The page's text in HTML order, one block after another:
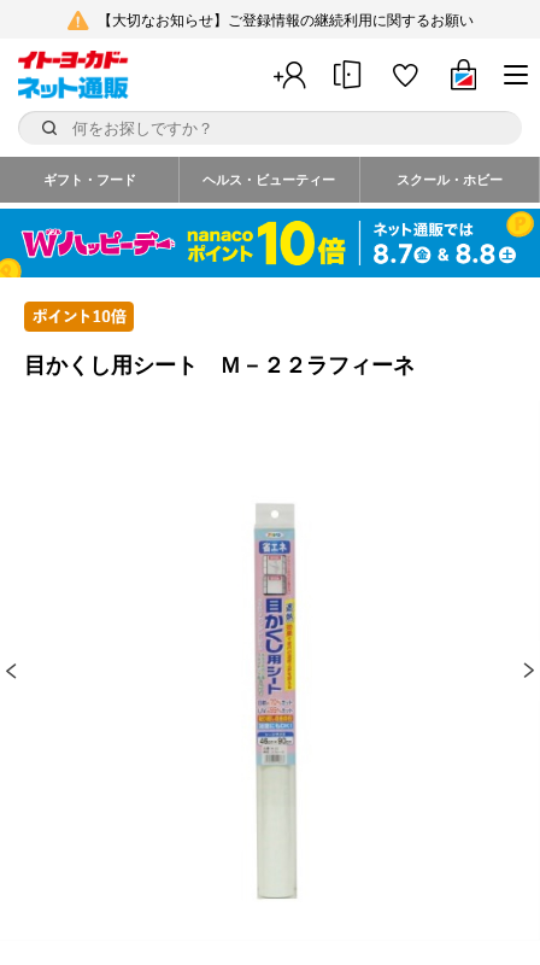
【大切なお知らせ】ご登録情報の継続利用に関するお願い
ギフト・フード ヘルス・ビューティー スクール・ホビー
目かくし用シート Ｍ－２２ラフィーネ